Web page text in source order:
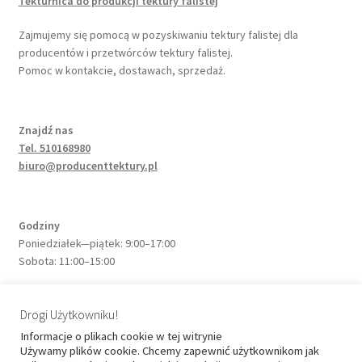
Sklep
Szukasz dostawcy surowców do produkcji pudeł, opakowań,
producenta tektury falistej?
Zamówienie
Zajmujemy się pomocą w pozyskiwaniu tektury falistej dla
producentów i przetwórców tektury falistej.
Pomoc w kontakcie, dostawach, sprzedaż.
Znajdź nas
Tel. 510168980
biuro@producenttektury.pl
Godziny
Poniedziałek—piątek: 9:00–17:00
Sobota: 11:00–15:00
Adres
ul. Sadowa 11H
32-050 Skawina
Drogi Użytkowniku!
Informacje o plikach cookie w tej witrynie
Używamy plików cookie. Chcemy zapewnić użytkownikom jak